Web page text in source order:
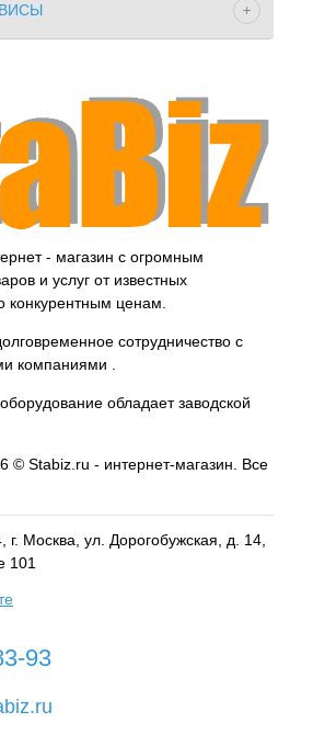
- магазин с огромным
и услуг от известных
конкурентным ценам.
сотрудничество с
компаниями .
обладает заводской
© Stabiz.ru - интернет-магазин. Все
г. Москва , ул. Дорогобужская, д. 14,
101
93